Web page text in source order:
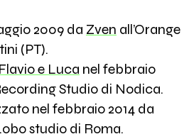
2009 da Zven all’Orange
(PT).
Flavio e Luca nel febbraio
Studio di Nodica.
nel febbraio 2014 da
studio di Roma.